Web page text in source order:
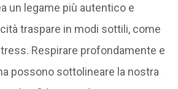
un legame più autentico e
traspare in modi sottili, come
Respirare profondamente e
possono sottolineare la nostra